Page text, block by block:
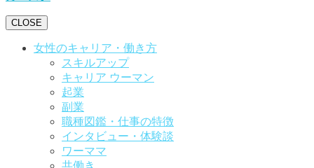
CLOSE
女性のキャリア・働き方
スキルアップ
キャリア ウーマン
起業
副業
職種図鑑・仕事の特徴
インタビュー・体験談
ワーママ
共働き